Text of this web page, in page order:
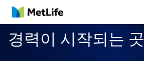
MetLife
경력이 시작되는 곳